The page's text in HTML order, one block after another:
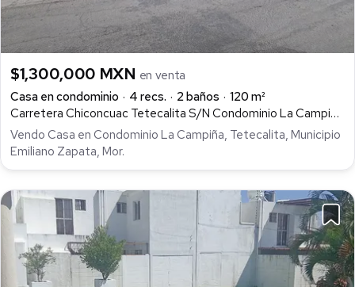
$1,300,000 MXN en venta
Casa en condominio
4 recs. 2 baños
120 m²
Carretera Chiconcuac Tetecalita S/N Condominio La Campiña Valladolid, Tetecalita, Emiliano Zapata
Vendo Casa en Condominio La Campiña, Tetecalita, Municipio
Emiliano Zapata, Mor.